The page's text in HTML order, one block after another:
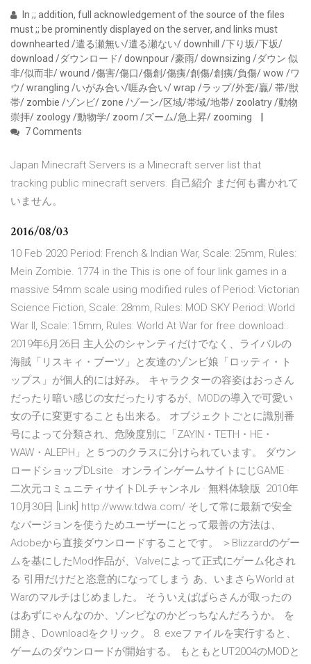
In ;; addition, full acknowledgement of the source of the files
must ;; be prominently displayed on the server, and links must
downhearted /遣る瀬無い/遣る瀬ない/ downhill /下り坂/下坂/
download /ダウンロード/ downpour /豪雨/ downsizing /ダウン 似
非/似而非/ wound /傷害/傷口/傷創/傷痍/創傷/創痍/負傷/ wow /ワ
ウ/ wrangling /いがみ合い/啀み合い/ wrap /ラップ/外套/贏/ 帯/獣
帯/ zombie /ゾンビ/ zone /ゾーン/区域/帯域/地帯/ zoolatry /動物
崇拝/ zoology /動物学/ zoom /ズーム/急上昇/ zooming
7 Comments
Japan Minecraft Servers is a Minecraft server list that
tracking public minecraft servers. 自己紹介 まだ何も書かれて
いません。
2016/08/03
10 Feb 2020 Period: French & Indian War, Scale: 25mm, Rules:
Mein Zombie. 1774 in the This is one of four link games in a
massive 54mm scale using modified rules of Period: Victorian
Science Fiction, Scale: 28mm, Rules: MOD SKY Period: World
War II, Scale: 15mm, Rules: World At War for free download:.
2019年6月26日 主人公のシャンティだけでなく、ライバルの
海賊「リスキィ・ブーツ」と友達のゾンビ娘「ロッティ・ト
ップス」が個人的には好み。 キャラクターの容姿はおっさん
だったり暗い感じの女だったりするが、MODの導入で可愛い
女の子に変更することも出来る。 オブジェクトごとに識別番
号によって分類され、危険度別に「ZAYIN・TETH・HE・
WAW・ALEPH」と５つのクラスに分けられています。 ダウン
ロードショップDLsite · オンラインゲームサイトにじGAME ·
二次元コミュニティサイトDLチャンネル · 無料体験版 2010年
10月30日 [Link] http://www.tdwa.com/ そして常に最新で安全
なバージョンを使うためユーザーにとって最善の方法は、
Adobeから直接ダウンロードすることです。 ＞Blizzardのゲー
ムを基にしたMod作品が、Valveによって正式にゲーム化され
る 引用だけだと恣意的になってしまう あ、いまさらWorld at
Warのマルチはじめました。 そういえばぱらさんが取ったの
はあずにゃんなのか、ゾンビなのかどっちなんだろうか。 を
開き、Downloadをクリック。 8. exeファイルを実行すると、
ゲームのダウンロードが開始する。 もともとUT2004のMODと